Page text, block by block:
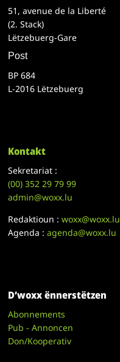
51, avenue de la Liberté
(2. Stack)
Lëtzebuerg-Gare
Post
BP 684
L-2016 Lëtzebuerg
Kontakt
Sekretariat :
(00)352 29 79 99
admin@woxx.lu
Redaktioun :woxx@woxx.lu
Agenda :agenda@woxx.lu
D’woxx ënnerstëtzen
Abonnements
Pub - Annoncen
Don/Kooperativ